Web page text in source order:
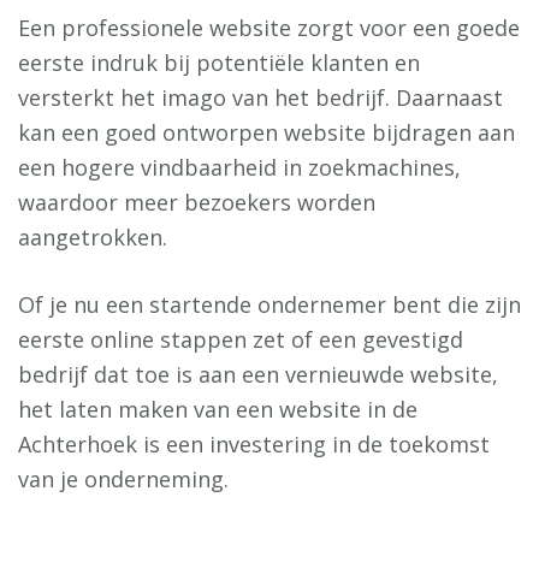
Een professionele website zorgt voor een goede
eerste indruk bij potentiële klanten en
versterkt het imago van het bedrijf. Daarnaast
kan een goed ontworpen website bijdragen aan
een hogere vindbaarheid in zoekmachines,
waardoor meer bezoekers worden
aangetrokken.
Of je nu een startende ondernemer bent die zijn
eerste online stappen zet of een gevestigd
bedrijf dat toe is aan een vernieuwde website,
het laten maken van een website in de
Achterhoek is een investering in de toekomst
van je onderneming.